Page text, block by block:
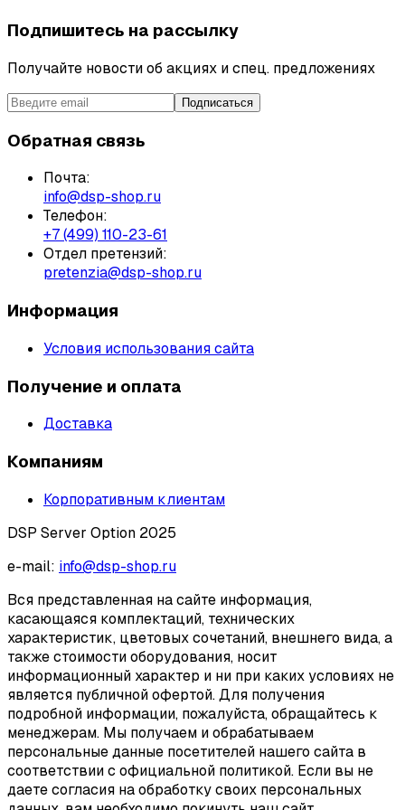
Подпишитесь на рассылку
Получайте новости об акциях и спец. предложениях
Подписаться
Обратная связь
Почта:
info@dsp-shop.ru
Телефон:
+7 (499) 110-23-61
Отдел претензий:
pretenzia@dsp-shop.ru
Информация
Условия использования сайта
Получение и оплата
Доставка
Компаниям
Корпоративным клиентам
DSP Server Option 2025
e-mail: info@dsp-shop.ru
Вся представленная на сайте информация,
касающаяся комплектаций, технических
характеристик, цветовых сочетаний, внешнего вида, а
также стоимости оборудования, носит
информационный характер и ни при каких условиях не
является публичной офертой. Для получения
подробной информации, пожалуйста, обращайтесь к
менеджерам. Мы получаем и обрабатываем
персональные данные посетителей нашего сайта в
соответствии с официальной политикой. Если вы не
даете согласия на обработку своих персональных